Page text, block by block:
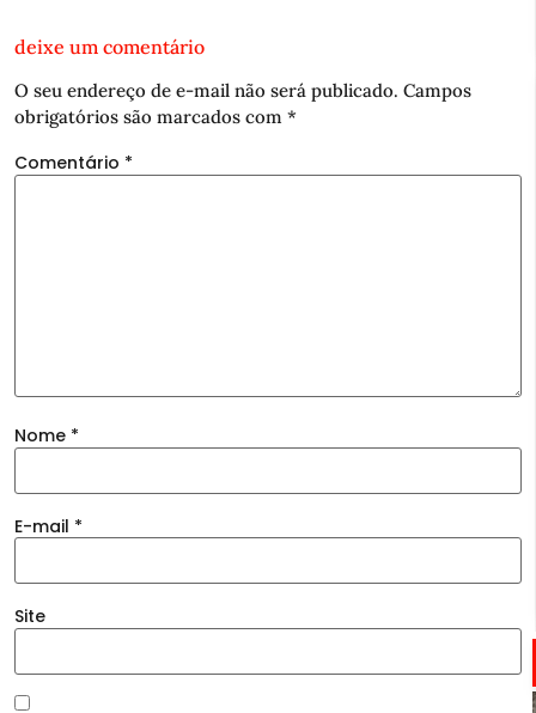
deixe um comentário
O seu endereço de e-mail não será publicado. Campos
obrigatórios são marcados com *
Comentário *
Nome *
E-mail *
Site